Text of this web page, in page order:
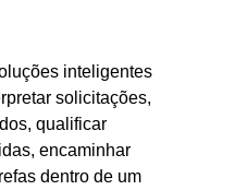
inteligentes
solicitações,
qualificar
encaminhar
dentro de um